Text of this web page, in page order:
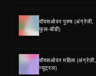
वॉयसओवर पुरुष (अंग्रेजी,
फुल-बॉडी)
वॉयसओवर महिला (अंग्रेज़ी,
न्यूट्रल)